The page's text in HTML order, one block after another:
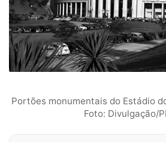
Portões monumentais do Estádio
Foto: Divulgação/